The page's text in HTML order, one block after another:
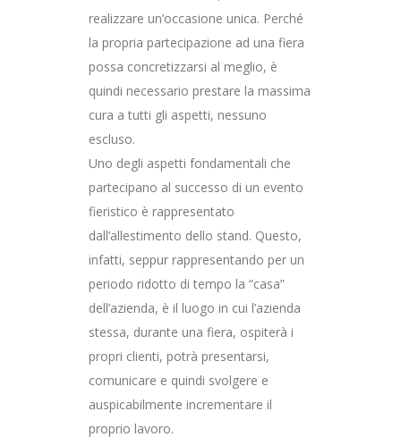
realizzare un’occasione unica. Perché
la propria partecipazione ad una fiera
possa concretizzarsi al meglio, è
quindi necessario prestare la massima
cura a tutti gli aspetti, nessuno
escluso.
Uno degli aspetti fondamentali che
partecipano al successo di un evento
fieristico è rappresentato
dall’allestimento dello stand. Questo,
infatti, seppur rappresentando per un
periodo ridotto di tempo la “casa”
dell’azienda, è il luogo in cui l’azienda
stessa, durante una fiera, ospiterà i
propri clienti, potrà presentarsi,
comunicare e quindi svolgere e
auspicabilmente incrementare il
proprio lavoro.